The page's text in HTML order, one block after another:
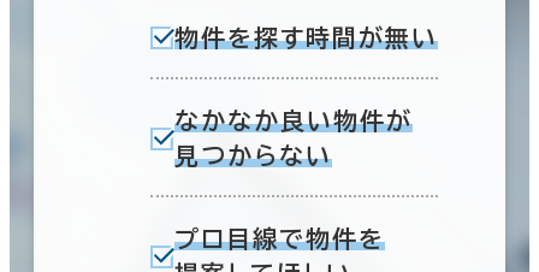
物件を探す時間が無い
なかなか良い物件が
見つからない
プロ目線で物件を